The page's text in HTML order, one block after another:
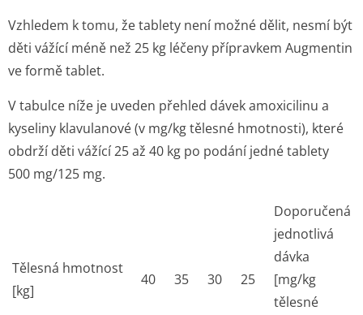
Vzhledem k tomu, že tablety není možné dělit, nesmí být
děti vážící méně než 25 kg léčeny přípravkem Augmentin
ve formě tablet.
V tabulce níže je uveden přehled dávek amoxicilinu a
kyseliny klavulanové (v mg/kg tělesné hmotnosti), které
obdrží děti vážící 25 až 40 kg po podání jedné tablety
500 mg/125 mg.
Tělesná hmotnost
[kg]
40 35 30 25
Doporučená
jednotlivá
dávka
[mg/kg
tělesné